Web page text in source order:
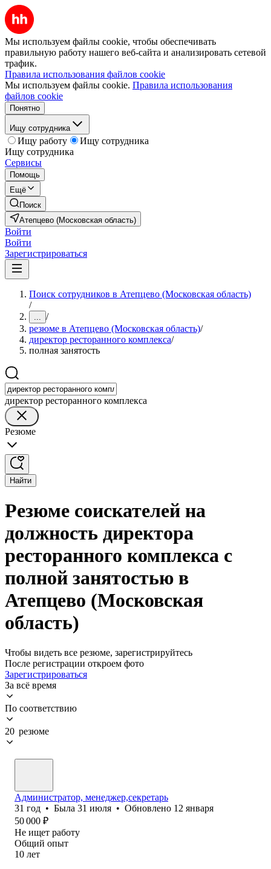
Мы используем файлы cookie, чтобы обеспечивать
правильную работу нашего веб-сайта и анализировать сетевой
трафик.
Правила использования файлов cookie
Мы используем файлы cookie. Правила использования
файлов cookie
Понятно
Ищу сотрудника
Ищу работу
Ищу сотрудника
Ищу сотрудника
Сервисы
Помощь
Ещё
Поиск
Атепцево (Московская область)
Войти
Войти
Зарегистрироваться
Поиск сотрудников в Атепцево (Московская область)
/
... /
резюме в Атепцево (Московская область)/
директор ресторанного комплекса/
полная занятость
директор ресторанного комплекса
Резюме
Найти
Резюме соискателей на
должность директора
ресторанного комплекса с
полной занятостью в
Атепцево (Московская
область)
Чтобы видеть все резюме, зарегистрируйтесь
После регистрации откроем фото
Зарегистрироваться
За всё время
По соответствию
20 резюме
Администратор, менеджер,секретарь
31 год • Была 31 июля • Обновлено 12 января
50 000 ₽
Не ищет работу
Общий опыт
10 лет